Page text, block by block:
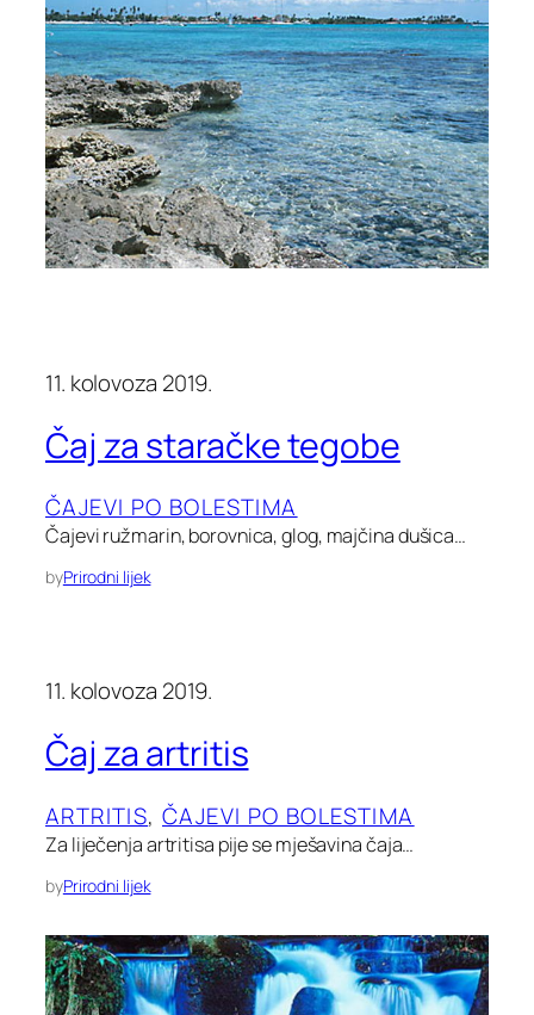
11. kolovoza 2019.
Čaj za staračke tegobe
ČAJEVI PO BOLESTIMA
Čajevi ružmarin, borovnica, glog, majčina dušica…
byPrirodni lijek
11. kolovoza 2019.
Čaj za artritis
ARTRITIS, ČAJEVI PO BOLESTIMA
Za liječenja artritisa pije se mješavina čaja…
byPrirodni lijek